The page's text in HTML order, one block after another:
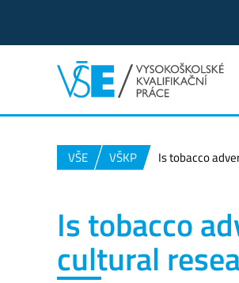
VŠE VŠKP Is tobacco
Is tobacco
cultural